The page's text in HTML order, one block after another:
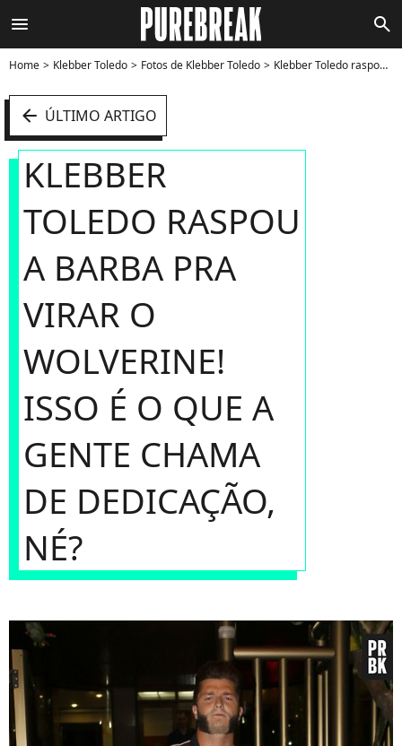
menu search
Home Klebber Toledo Fotos de Klebber Toledo Klebber Toledo raspou a barba pra virar o Wolverine! Isso é o que a gente chama de dedicação, né? - Foto
arrow_left ÚLTIMO ARTIGO
KLEBBER
TOLEDO RASPOU
A BARBA PRA
VIRAR O
WOLVERINE!
ISSO É O QUE A
GENTE CHAMA
DE DEDICAÇÃO,
NÉ?